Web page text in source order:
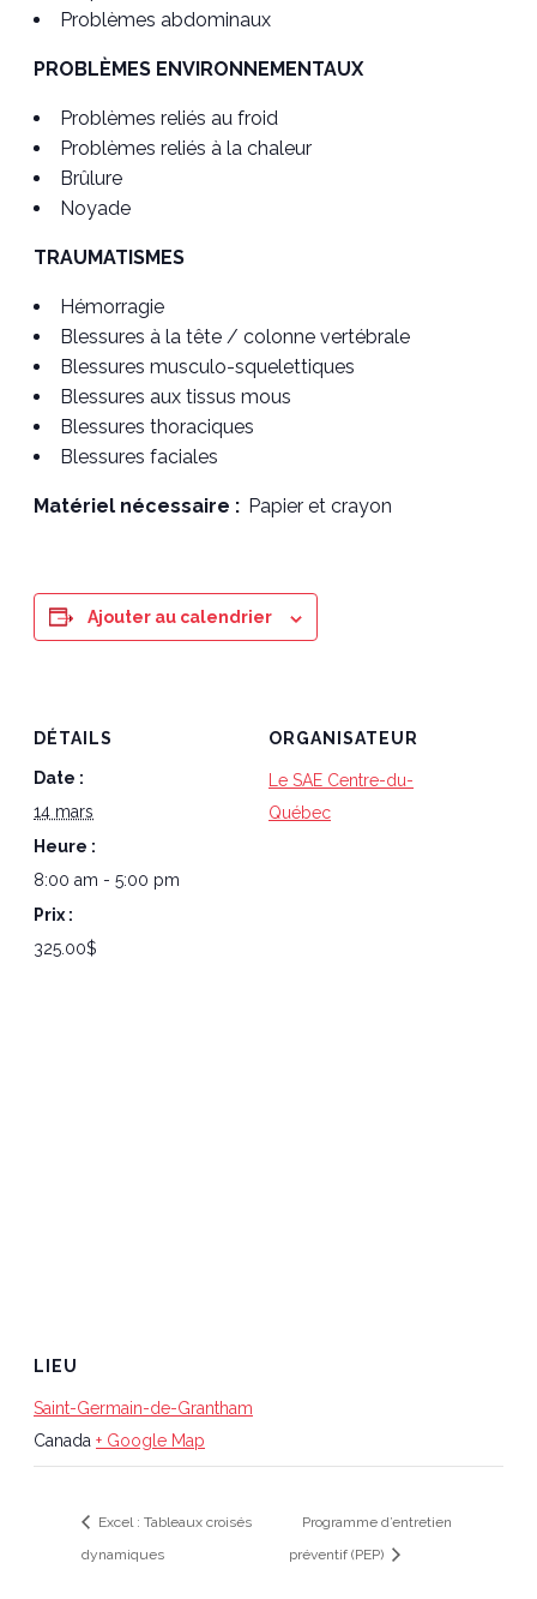
Problèmes abdominaux
PROBLÈMES ENVIRONNEMENTAUX
Problèmes reliés au froid
Problèmes reliés à la chaleur
Brûlure
Noyade
TRAUMATISMES
Hémorragie
Blessures à la tête / colonne vertébrale
Blessures musculo-squelettiques
Blessures aux tissus mous
Blessures thoraciques
Blessures faciales
Matériel nécessaire : Papier et crayon
Ajouter au calendrier
DÉTAILS
Date :
14 mars
Heure :
8:00 am - 5:00 pm
Prix :
325.00$
ORGANISATEUR
Le SAE Centre-du-
Québec
LIEU
Saint-Germain-de-Grantham
Canada + Google Map
Excel : Tableaux croisés
dynamiques
Programme d’entretien
préventif (PEP)